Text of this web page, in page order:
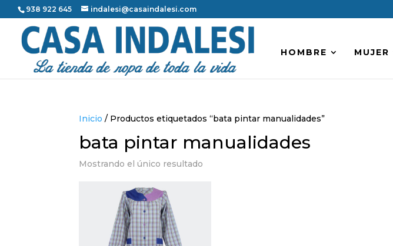
938 922 645 indalesi@casaindalesi.com
HOMBRE MUJER
Inicio / Productos etiquetados “bata pintar manualidades”
bata pintar manualidades
Mostrando el único resultado